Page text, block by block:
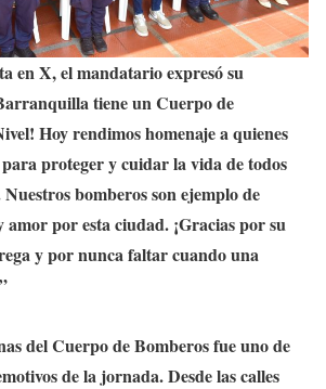
en X, el mandatario expresó su
tiene un Cuerpo de
Hoy rendimos homenaje a quienes
proteger y cuidar la vida de todos
bomberos son ejemplo de
por esta ciudad. ¡Gracias por su
y por nunca faltar cuando una
del Cuerpo de Bomberos fue uno de
de la jornada. Desde las calles